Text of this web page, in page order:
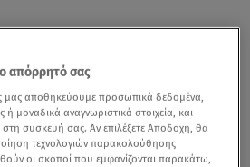
απόρρητό σας
μας αποθηκεύουμε προσωπικά δεδομένα,
μοναδικά αναγνωριστικά στοιχεία, και
συσκευή σας. Αν επιλέξετε Αποδοχή, θα
τεχνολογιών παρακολούθησης
οι σκοποί που εμφανίζονται παρακάτω,